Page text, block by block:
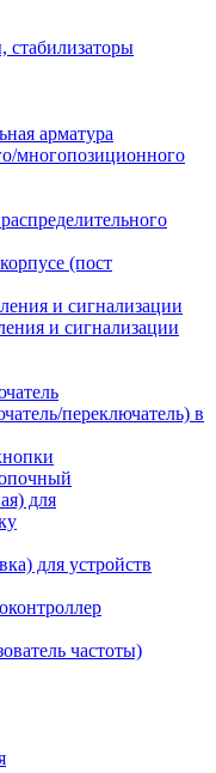
стабилизаторы
арматура
многопозиционного
(пост
и сигнализации
и сигнализации
переключатель) в
для
для устройств
частоты)